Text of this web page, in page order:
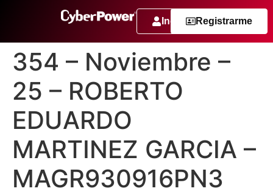
IngresarRegistrarme
354 – Noviembre –
25 – ROBERTO
EDUARDO
MARTINEZ GARCIA –
MAGR930916PN3